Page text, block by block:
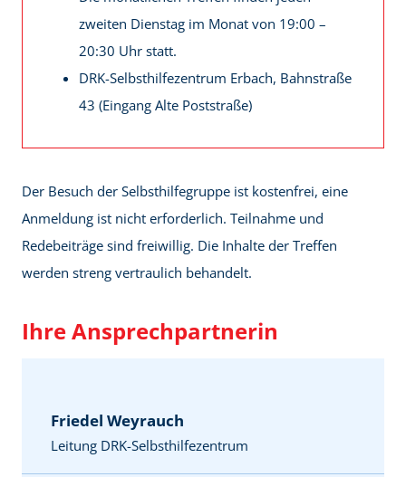
zweiten Dienstag im Monat von 19:00 –
20:30 Uhr statt.
DRK-Selbsthilfezentrum Erbach, Bahnstraße
43 (Eingang Alte Poststraße)
Der Besuch der Selbsthilfegruppe ist kostenfrei, eine
Anmeldung ist nicht erforderlich. Teilnahme und
Redebeiträge sind freiwillig. Die Inhalte der Treffen
werden streng vertraulich behandelt.
Ihre Ansprechpartnerin
Friedel Weyrauch
Leitung DRK-Selbsthilfezentrum